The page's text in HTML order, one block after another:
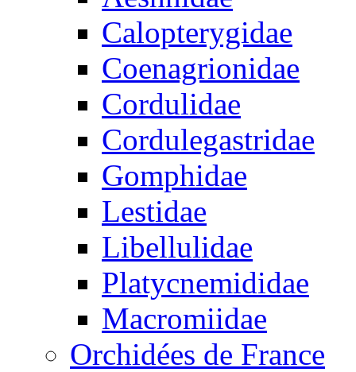
Calopterygidae
Coenagrionidae
Cordulidae
Cordulegastridae
Gomphidae
Lestidae
Libellulidae
Platycnemididae
Macromiidae
Orchidées de France